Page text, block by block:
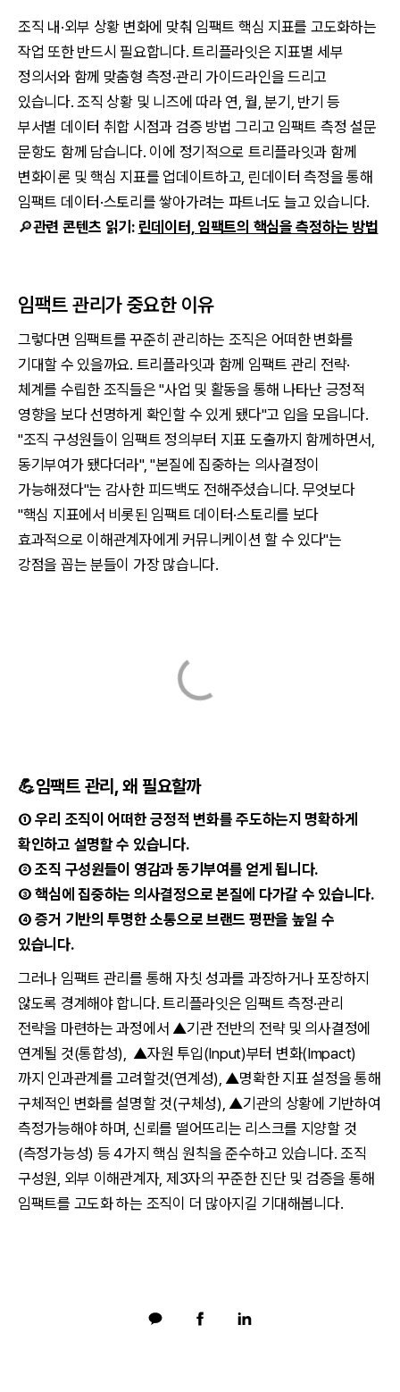
조직 내·외부 상황 변화에 맞춰 임팩트 핵심 지표를 고도화하는
작업 또한 반드시 필요합니다. 트리플라잇은 지표별 세부
정의서와 함께 맞춤형 측정·관리 가이드라인을 드리고
있습니다. 조직 상황 및 니즈에 따라 연, 월, 분기, 반기 등
부서별 데이터 취합 시점과 검증 방법 그리고 임팩트 측정 설문
문항도 함께 담습니다. 이에 정기적으로 트리플라잇과 함께
변화이론 및 핵심 지표를 업데이트하고, 린데이터 측정을 통해
임팩트 데이터·스토리를 쌓아가려는 파트너도 늘고 있습니다.
🔎관련 콘텐츠 읽기: 린데이터, 임팩트의 핵심을 측정하는 방법
임팩트 관리가 중요한 이유
그렇다면 임팩트를 꾸준히 관리하는 조직은 어떠한 변화를
기대할 수 있을까요. 트리플라잇과 함께 임팩트 관리 전략·
체계를 수립한 조직들은 "사업 및 활동을 통해 나타난 긍정적
영향을 보다 선명하게 확인할 수 있게 됐다"고 입을 모읍니다.
"조직 구성원들이 임팩트 정의부터 지표 도출까지 함께하면서,
동기부여가 됐다더라", "본질에 집중하는 의사결정이
가능해졌다"는 감사한 피드백도 전해주셨습니다. 무엇보다
"핵심 지표에서 비롯된 임팩트 데이터·스토리를 보다
효과적으로 이해관계자에게 커뮤니케이션 할 수 있다"는
강점을 꼽는 분들이 가장 많습니다.
💪임팩트 관리, 왜 필요할까
① 우리 조직이 어떠한 긍정적 변화를 주도하는지 명확하게
확인하고 설명할 수 있습니다.
② 조직 구성원들이 영감과 동기부여를 얻게 됩니다.
③ 핵심에 집중하는 의사결정으로 본질에 다가갈 수 있습니다.
④ 증거 기반의 투명한 소통으로 브랜드 평판을 높일 수
있습니다.
그러나 임팩트 관리를 통해 자칫 성과를 과장하거나 포장하지
않도록 경계해야 합니다. 트리플라잇은 임팩트 측정·관리
전략을 마련하는 과정에서 ▲기관 전반의 전략 및 의사결정에
연계될 것(통합성), ▲자원 투입(Input)부터 변화(Impact)
까지 인과관계를 고려할것(연계성), ▲명확한 지표 설정을 통해
구체적인 변화를 설명할 것(구체성), ▲기관의 상황에 기반하여
측정가능해야 하며, 신뢰를 떨어뜨리는 리스크를 지양할 것
(측정가능성) 등 4가지 핵심 원칙을 준수하고 있습니다. 조직
구성원, 외부 이해관계자, 제3자의 꾸준한 진단 및 검증을 통해
임팩트를 고도화 하는 조직이 더 많아지길 기대해봅니다.